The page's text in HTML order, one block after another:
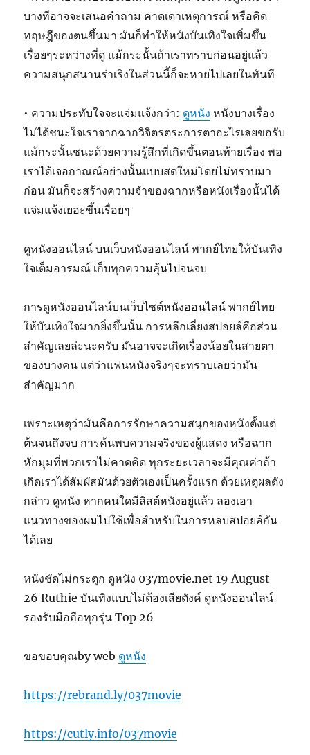
บางทีอาจจะเสนอคำถาม คาดเดาเหตุการณ์ หรือคิด
ทฤษฎีของตนขึ้นมา มันก็ทำให้หนังบันเทิงใจเพิ่มขึ้น
เรื่อยๆระหว่างที่ดู แม้กระนั้นถ้าเราทราบก่อนอยู่แล้ว
ความสนุกสนานร่าเริงในส่วนนี้ก็จะหายไปเลยในทันที
• ความประทับใจจะแจ่มแจ้งกว่า: ดูหนัง หนังบางเรื่อง
ไม่ได้ชนะใจเราจากฉากวิจิตรตระการตาอะไรเลยขอรับ
แม้กระนั้นชนะด้วยความรู้สึกที่เกิดขึ้นตอนท้ายเรื่อง พอ
เราได้เจอกาณณ์อย่างนั้นแบบสดใหม่โดยไม่ทราบมา
ก่อน มันก็จะสร้างความจำของฉากหรือหนังเรื่องนั้นได้
แจ่มแจ้งเยอะขึ้นเรื่อยๆ
ดูหนังออนไลน์ บนเว็บหนังออนไลน์ พากย์ไทยให้บันเทิง
ใจเต็มอารมณ์ เก็บทุกความลุ้นไปจนจบ
การดูหนังออนไลน์บนเว็บไซต์หนังออนไลน์ พากย์ไทย
ให้บันเทิงใจมากยิ่งขึ้นนั้น การหลีกเลี่ยงสปอยล์คือส่วน
สำคัญเลยล่ะนะครับ มันอาจจะเกิดเรื่องน้อยในสายตา
ของบางคน แต่ว่าแฟนหนังจริงๆจะทราบเลยว่ามัน
สำคัญมาก
เพราะเหตุว่ามันคือการรักษาความสนุกของหนังตั้งแต่
ต้นจนถึงจบ การค้นพบความจริงของผู้แสดง หรือฉาก
หักมุมที่พวกเราไม่คาดคิด ทุกระยะเวลาจะมีคุณค่าถ้า
เกิดเราได้สัมผัสมันด้วยตัวเองเป็นครั้งแรก ด้วยเหตุผลดัง
กล่าว ดูหนัง หากคนใดมีลิสต์หนังอยู่แล้ว ลองเอา
แนวทางของผมไปใช้เพื่อสำหรับในการหลบสปอยล์กัน
ได้เลย
หนังชัดไม่กระตุก ดูหนัง 037movie.net 19 August
26 Ruthie บันเทิงแบบไม่ต้องเสียตังค์ ดูหนังออนไลน์
รองรับมือถือทุกรุ่น Top 26
ขอขอบคุณby web ดูหนัง
https://rebrand.ly/037movie
https://cutly.info/037movie